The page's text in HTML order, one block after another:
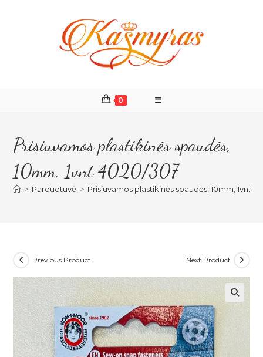
0
Prisiuvamos plastikinės spaudės,
10mm, 1vnt 4020/307
> Parduotuvė > Prisiuvamos plastikinės spaudės, 10mm, 1vnt
Previous Product Next Product